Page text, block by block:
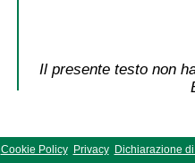
Il presente testo non
Cookie Policy Privacy
Dichiarazione